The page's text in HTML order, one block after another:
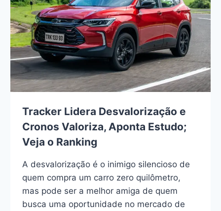
Tracker Lidera Desvalorização e
Cronos Valoriza, Aponta Estudo;
Veja o Ranking
A desvalorização é o inimigo silencioso de
quem compra um carro zero quilômetro,
mas pode ser a melhor amiga de quem
busca uma oportunidade no mercado de